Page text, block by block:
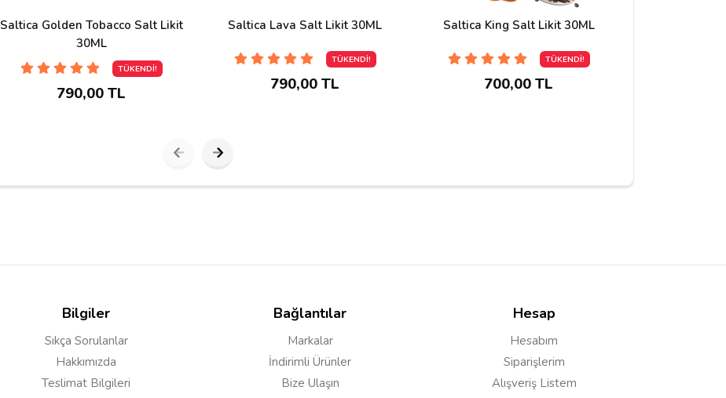
Saltica Golden Tobacco Salt Likit
30ML
TÜKENDİ!
790,00 TL
Saltica Lava Salt Likit 30ML
TÜKENDİ!
790,00 TL
Saltica King Salt Likit 30ML
TÜKENDİ!
700,00 TL
Bilgiler
Sıkça Sorulanlar
Hakkımızda
Teslimat Bilgileri
Bağlantılar
Markalar
İndirimli Ürünler
Bize Ulaşın
Hesap
Hesabım
Siparişlerim
Alışveriş Listem